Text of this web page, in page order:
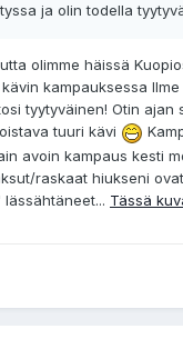
ja olin todella
olimme häissä
kampauksessa
tyytyväinen! Otin ajan
tuuri kävi
avoin kampaus kesti
raskaat hiukseni ovat
Tässä